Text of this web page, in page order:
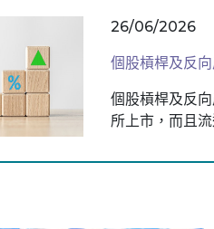
26/06/2026
個股槓桿及反
個股槓桿及反
所上市，而且